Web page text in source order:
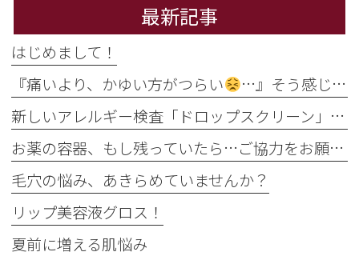
最新記事
はじめまして！
『痛いより、かゆい方がつらい
…』そう感じるのには理由があります
新しいアレルギー検査「ドロップスクリーン」を導入しました！
お薬の容器、もし残っていたら…ご協力をお願いします
毛穴の悩み、あきらめていませんか？
リップ美容液グロス！
夏前に増える肌悩み